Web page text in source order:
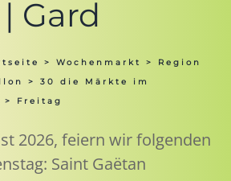
Gard
> Wochenmarkt > Region
> 30 die Märkte im
> Freitag
2026, feiern wir folgenden
Saint Gaëtan